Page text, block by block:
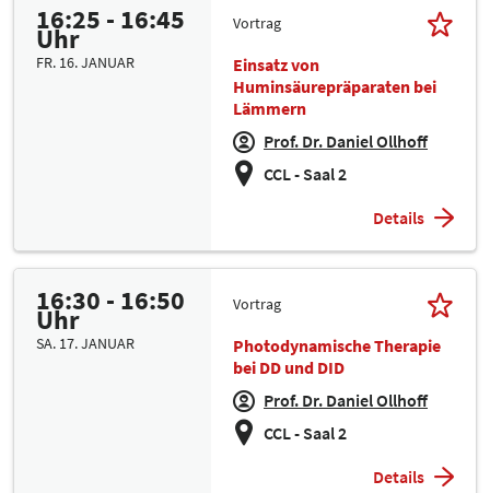
16:25 - 16:45
Uhr
FR. 16. JANUAR
Vortrag
Einsatz von
Huminsäurepräparaten bei
Lämmern
Prof. Dr. Daniel Ollhoff
CCL - Saal 2
Details
16:30 - 16:50
Uhr
SA. 17. JANUAR
Vortrag
Photodynamische Therapie
bei DD und DID
Prof. Dr. Daniel Ollhoff
CCL - Saal 2
Details